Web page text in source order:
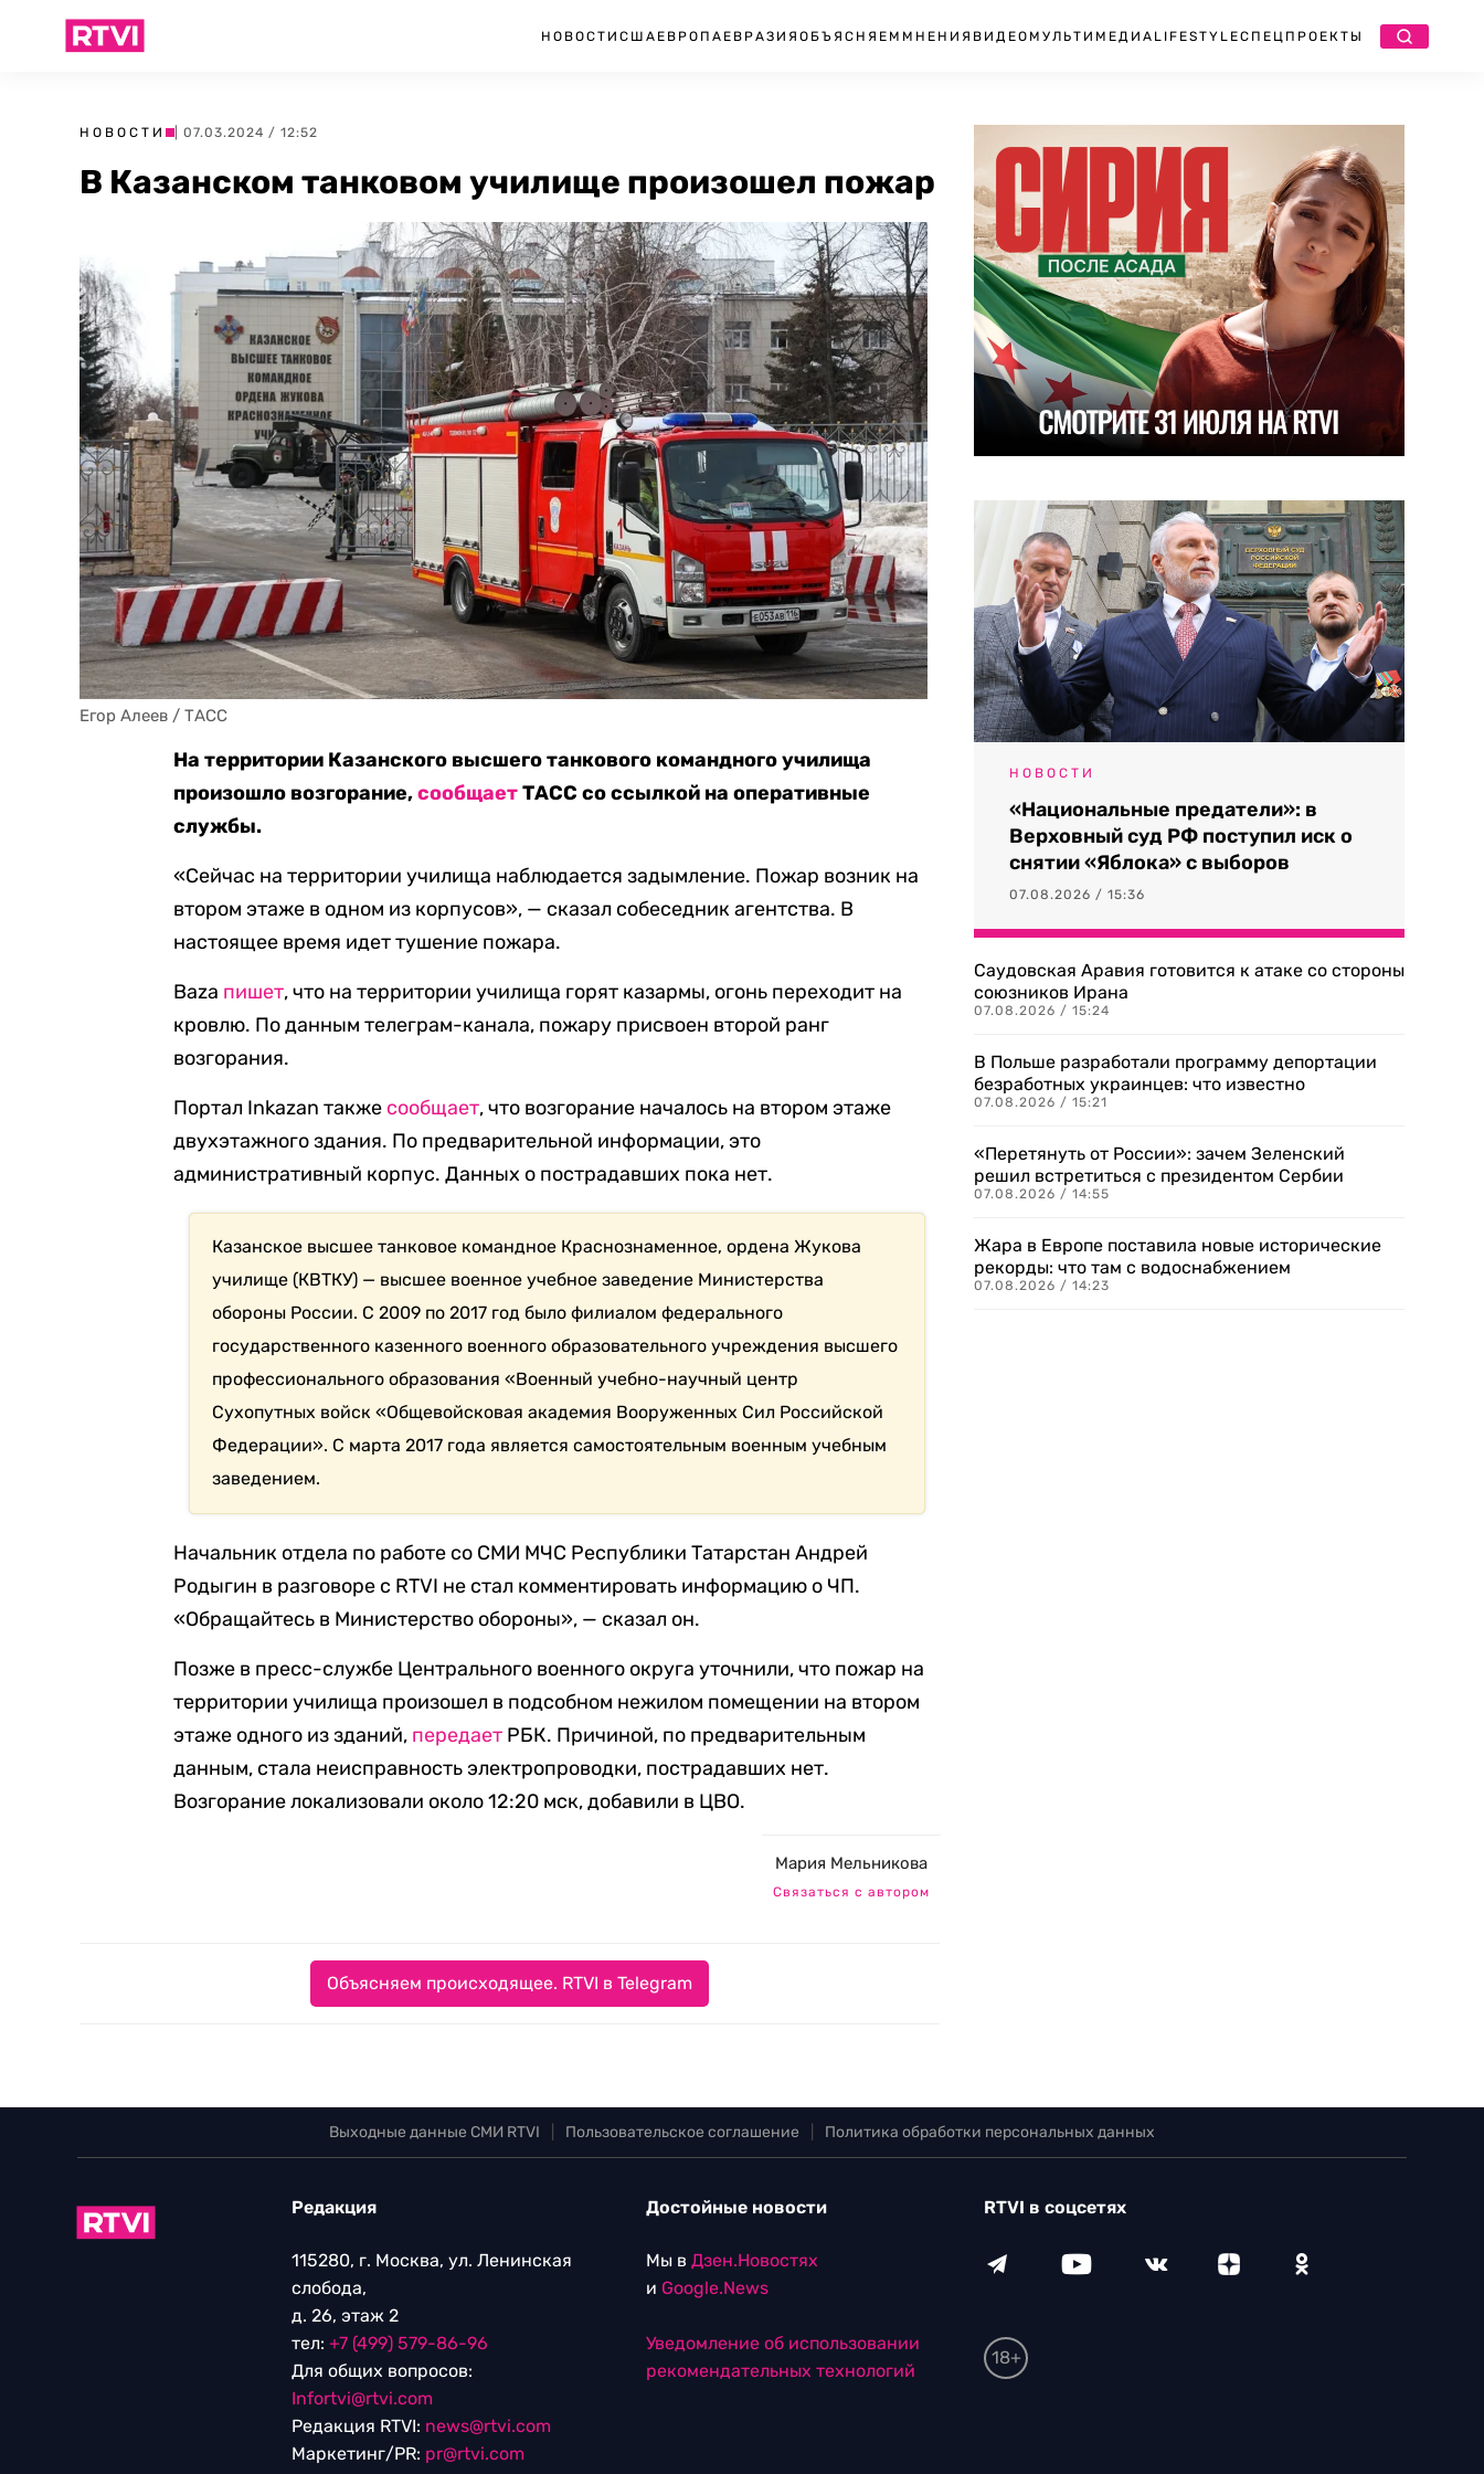
НОВОСТИ США ЕВРОПА ЕВРАЗИЯ ОБЪЯСНЯЕМ МНЕНИЯ ВИДЕО МУЛЬТИМЕДИА LIFESTYLEСПЕЦПРОЕКТЫ
НОВОСТИ | 07.03.2024 / 12:52
В Казанском танковом училище произошел пожар
Егор Алеев / ТАСС
На территории Казанского высшего танкового командного училища
произошло возгорание,сообщаетТАСС со ссылкой на оперативные
службы.
«Сейчас на территории училища наблюдается задымление. Пожар возник на
втором этаже в одном из корпусов», — сказал собеседник агентства. В
настоящее время идет тушение пожара.
Baza пишет, что на территории училища горят казармы, огонь переходит на
кровлю. По данным телеграм-канала, пожару присвоен второй ранг
возгорания.
Портал Inkazan также сообщает, что возгорание началось на втором этаже
двухэтажного здания. По предварительной информации, это
административный корпус. Данных о пострадавших пока нет.
Казанское высшее танковое командное Краснознаменное, ордена Жукова
училище (КВТКУ) — высшее военное учебное заведение Министерства
обороны России. С 2009 по 2017 год было филиалом федерального
государственного казенного военного образовательного учреждения высшего
профессионального образования «Военный учебно-научный центр
Сухопутных войск «Общевойсковая академия Вооруженных Сил Российской
Федерации». С марта 2017 года является самостоятельным военным учебным
заведением.
Начальник отдела по работе со СМИ МЧС Республики Татарстан Андрей
Родыгин в разговоре с RTVI не стал комментировать информацию о ЧП.
«Обращайтесь в Министерство обороны», — сказал он.
Позже в пресс-службе Центрального военного округа уточнили, что пожар на
территории училища произошел в подсобном нежилом помещении на втором
этаже одного из зданий, передает РБК. Причиной, по предварительным
данным, стала неисправность электропроводки, пострадавших нет.
Возгорание локализовали около 12:20 мск, добавили в ЦВО.
Мария Мельникова
Связаться с автором
Объясняем происходящее. RTVI в Telegram
НОВОСТИ
«Национальные предатели»: в
Верховный суд РФ поступил иск о
снятии «Яблока» с выборов
07.08.2026 / 15:36
Саудовская Аравия готовится к атаке со стороны
союзников Ирана
07.08.2026 / 15:24
В Польше разработали программу депортации
безработных украинцев: что известно
07.08.2026 / 15:21
«Перетянуть от России»: зачем Зеленский
решил встретиться с президентом Сербии
07.08.2026 / 14:55
Жара в Европе поставила новые исторические
рекорды: что там с водоснабжением
07.08.2026 / 14:23
Выходные данные СМИ RTVI Пользовательское соглашение Политика обработки персональных данных
Редакция
115280, г. Москва, ул. Ленинская
слобода,
д. 26, этаж 2
тел: +7 (499) 579-86-96
Для общих вопросов:
Infortvi@rtvi.com
Редакция RTVI: news@rtvi.com
Маркетинг/PR: pr@rtvi.com
Достойные новости
Мы в Дзен.Новостях
и Google.News
Уведомление об использовании
рекомендательных технологий
RTVI в соцсетях
18+